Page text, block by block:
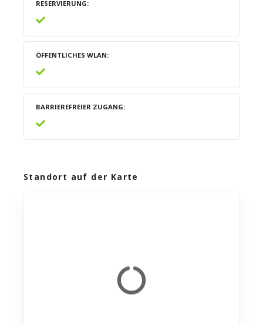
RESERVIERUNG
ÖFFENTLICHES WLAN
BARRIEREFREIER ZUGANG
Standort auf der Karte